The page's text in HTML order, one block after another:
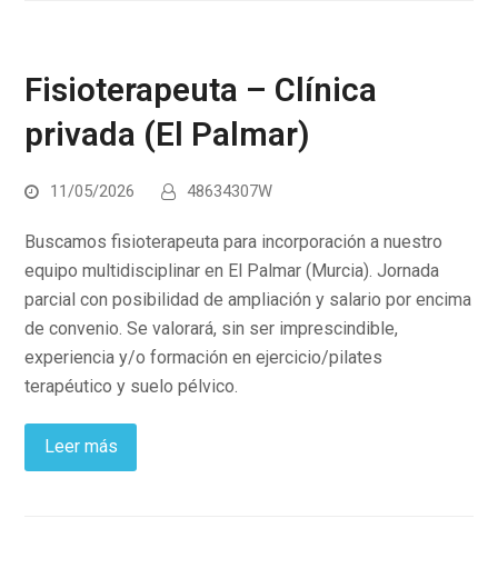
Fisioterapeuta – Clínica
privada (El Palmar)
11/05/2026 48634307W
Buscamos fisioterapeuta para incorporación a nuestro
equipo multidisciplinar en El Palmar (Murcia). Jornada
parcial con posibilidad de ampliación y salario por encima
de convenio. Se valorará, sin ser imprescindible,
experiencia y/o formación en ejercicio/pilates
terapéutico y suelo pélvico.
Leer más